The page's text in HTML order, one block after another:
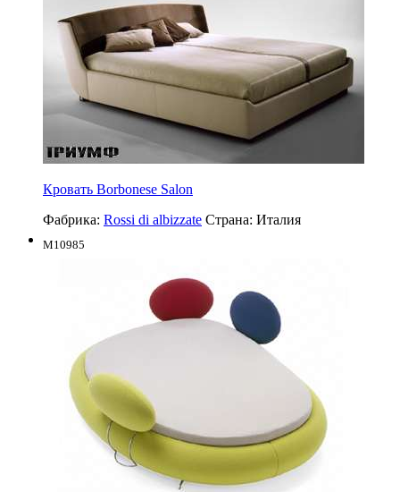
Кровать Borbonese Salon
Фабрика: Rossi di albizzate Страна: Италия
M10985